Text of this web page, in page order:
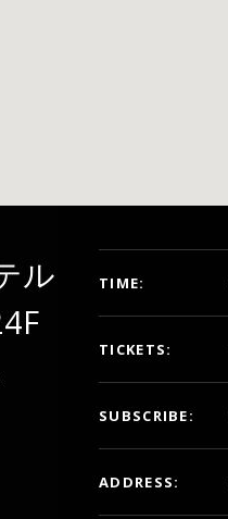
ル
TIME
TICKETS
SUBSCRIBE
ADDRESS